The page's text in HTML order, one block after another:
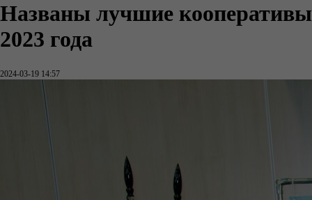
Названы лучшие кооперативы
2023 года
2024-03-19 14:57